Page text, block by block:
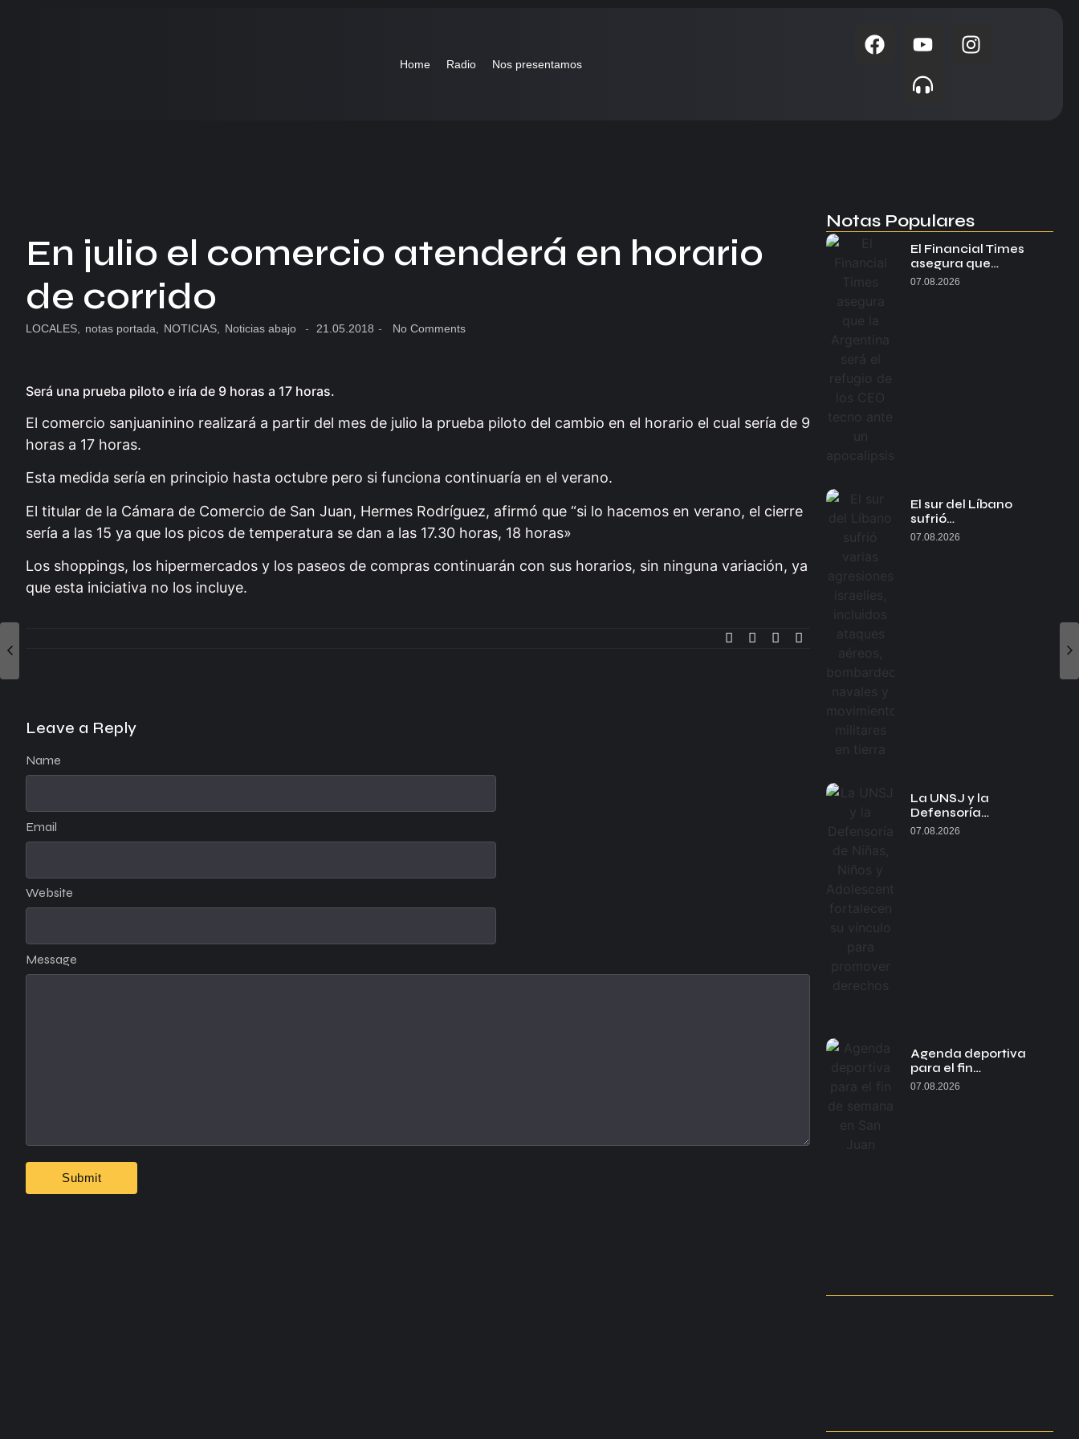
Home Radio Nos presentamos
En julio el comercio atenderá en horario
de corrido
LOCALES notas portada NOTICIAS Noticias abajo - 21.05.2018 - No Comments
Será una prueba piloto e iría de 9 horas a 17 horas.
El comercio sanjuaninino realizará a partir del mes de julio la prueba piloto del cambio en el horario el cual sería de 9
horas a 17 horas.
Esta medida sería en principio hasta octubre pero si funciona continuaría en el verano.
El titular de la Cámara de Comercio de San Juan, Hermes Rodríguez, afirmó que “si lo hacemos en verano, el cierre
sería a las 15 ya que los picos de temperatura se dan a las 17.30 horas, 18 horas»
Los shoppings, los hipermercados y los paseos de compras continuarán con sus horarios, sin ninguna variación, ya
que esta iniciativa no los incluye.
Leave a Reply
Message
Name
Email
Website
Notas Populares
El Financial Times
asegura que…
07.08.2026
El sur del Líbano
sufrió…
07.08.2026
La UNSJ y la
Defensoría…
07.08.2026
Agenda deportiva
para el fin…
07.08.2026